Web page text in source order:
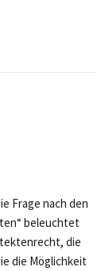
Frage nach den
beleuchtet
die
die Möglichkeit